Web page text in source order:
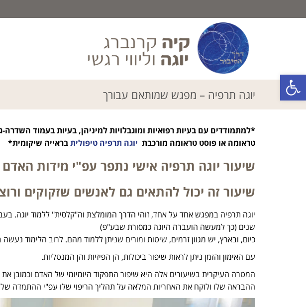
פתח סרגל נגישות
יוגה תרפיה – מפגש שמותאם עבורך
*למתמודדים עם בעיות רפואיות ומוגבלויות למיניהן, בעיות בעמוד
טראומה או פוסט טראומה מורכבת יוגה תרפיה טיפוליתבראייה שיקומית*
שיעור יוגה תרפיה אישי נתפר עפ"י מידות האדם
שיעור זה יכול להתאים גם לאנשים שזקוקים
יוגה תרפיה במפגש אחד על אחד, זוהי הדרך המומלצת וה"קלסית" ללמוד יוגה.
שנים (כך למעשה הועברה היוגה כמסורת שבע"פ)
כיום, ובארץ, יש מגוון זרמים, שיטות ומורים שניתן ללמוד מהם. לרוב הלימוד נעשה
עם האימון והזמן ניתן לראות שיפור ביכולות, הן הפיזיות והן המנטליות.
המטרה העיקרית בשיעורים אלה היא שיפור התפקוד היומיומי של האדם וכמובן
ההבראה שלו ולוקח את האחריות המלאה על תהליך הריפוי שלו עפ"י ההתמדה